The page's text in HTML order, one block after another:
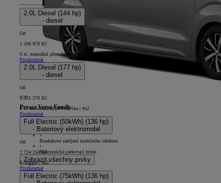
Proace Verso Family
5D - L2
+
Automatická klimatizace
+
Bezdrátové nabíjení mobilního telefonu
+
Elektronická parkovací brzda
Zobrazit všechny prvky
2.0L Diesel (144 hp)
- diesel
Od
1 266 870 Kč
6 st. manuální převodovka | 4x2
Prozkoumat
2.0L Diesel (177 hp)
- diesel
Od
1 351 570 Kč
8 st. automatická převodovka | 4x2
Prozkoumat
Full Electric (50kWh) (136 hp)
- Bateriový elektromobil
Od
1 724 250 Kč
E-Toggle | 4x2
Prozkoumat
Full Electric (75kWh) (136 hp)